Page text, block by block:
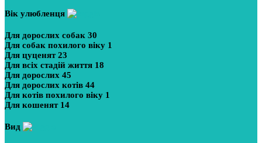
Вік улюбленця
Для дорослих собак 30
Для собак похилого віку 1
Для цуценят23
Для всіх стадій життя 18
Для дорослих 45
Для дорослих котів 44
Для котів похилого віку 1
Для кошенят 14
Вид